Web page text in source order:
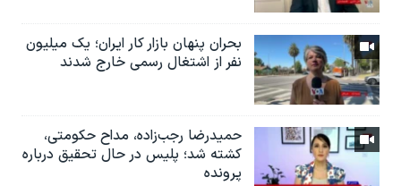
بحران پنهان بازار کار ایران؛ یک میلیون
نفر از اشتغال رسمی خارج شدند
حمیدرضا رجب‌زاده، مداح حکومتی،
کشته شد؛ پلیس در حال تحقیق درباره
پرونده